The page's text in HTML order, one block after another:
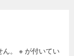
。 ※ が付いてい